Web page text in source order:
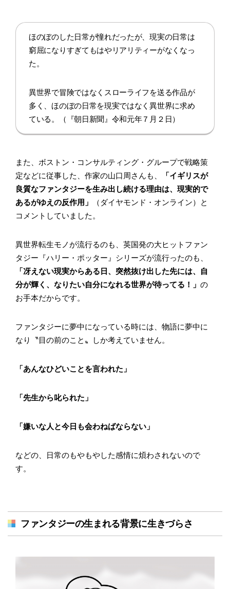
ほのぼのした日常が憧れだったが、現実の日常は
窮屈になりすぎてもはやリアリティーがなくなっ
た。
異世界で冒険ではなくスローライフを送る作品が
多く、ほのぼの日常を現実ではなく異世界に求め
ている。（『朝日新聞』令和元年７月２日）
また、ボストン・コンサルティング・グループで戦略策
定などに従事した、作家の山口周さんも、
「イギリスが
良質なファンタジーを生み出し続ける理由は、現実的で
あるがゆえの反作用」
（ダイヤモンド・オンライン）と
コメントしていました。
異世界転生モノが流行るのも、英国発の大ヒットファン
タジー『ハリー・ポッター』シリーズが流行ったのも、
「冴えない現実からある日、突然抜け出した先には、自
分が輝く、なりたい自分になれる世界が待ってる！」 の
お手本だからです。
ファンタジーに夢中になっている時には、物語に夢中に
なり〝目の前のこと〟しか考えていません。
「あんなひどいことを言われた」
「先生から叱られた」
「嫌いな人と今日も会わねばならない」
などの、日常のもやもやした感情に煩わされないので
す。
ファンタジーの生まれる背景に生きづらさ